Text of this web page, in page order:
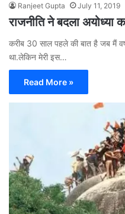
Ranjeet Gupta July 11, 2019
राजनीति ने बदला अयोध्या
करीब 30 साल पहले की बात है जब मैं
था.लेकिन मेरी इस…
Read More »